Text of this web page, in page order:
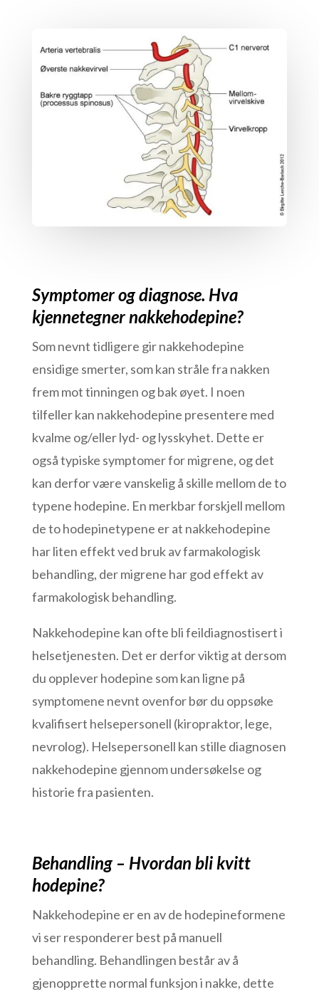
Symptomer og diagnose. Hva
kjennetegner nakkehodepine?
Som nevnt tidligere gir nakkehodepine
ensidige smerter, som kan stråle fra nakken
frem mot tinningen og bak øyet. I noen
tilfeller kan nakkehodepine presentere med
kvalme og/eller lyd- og lysskyhet. Dette er
også typiske symptomer for migrene, og det
kan derfor være vanskelig å skille mellom de to
typene hodepine. En merkbar forskjell mellom
de to hodepinetypene er at nakkehodepine
har liten effekt ved bruk av farmakologisk
behandling, der migrene har god effekt av
farmakologisk behandling.
Nakkehodepine kan ofte bli feildiagnostisert i
helsetjenesten. Det er derfor viktig at dersom
du opplever hodepine som kan ligne på
symptomene nevnt ovenfor bør du oppsøke
kvalifisert helsepersonell (kiropraktor, lege,
nevrolog). Helsepersonell kan stille diagnosen
nakkehodepine gjennom undersøkelse og
historie fra pasienten.
Behandling – Hvordan bli kvitt
hodepine?
Nakkehodepine er en av de hodepineformene
vi ser responderer best på manuell
behandling. Behandlingen består av å
gjenopprette normal funksjon i nakke, dette